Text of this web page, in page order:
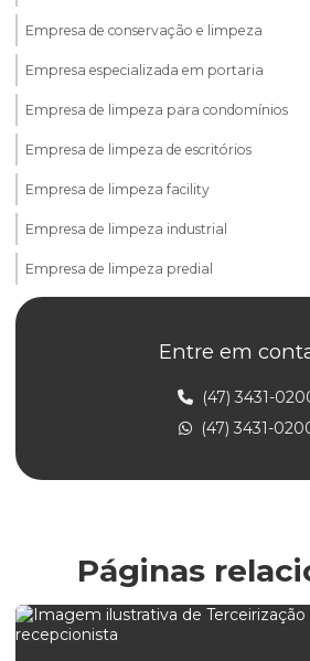
Empresa de conservação e limpeza
Empresa especializada em portaria
Empresa de limpeza para condomínios
Empresa de limpeza de escritórios
Empresa de limpeza facility
Empresa de limpeza industrial
Empresa de limpeza predial
Empresa de limpeza predial terceirizada
Empresa de limpeza de prédios
Empresa de limpeza profissional
Empresa de limpeza de vidros e fachadas
Empresa de portaria e limpeza
Empresa de portaria e recepção
Entre em
(47) 3431-
(47) 3431-
Páginas